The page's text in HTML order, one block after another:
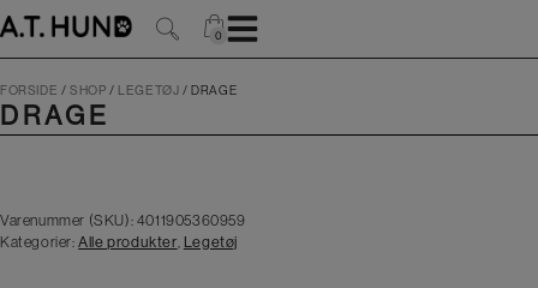
til
indholdet
0
0
FORSIDE /SHOP / LEGETØJ /DRAGE
DRAGE
Varenummer (SKU):4011905360959
Kategorier:Alle produkter Legetøj